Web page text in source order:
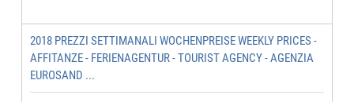
2018 PREZZI SETTIMANALI WOCHENPREISE WEEKLY PRICES -
AFFITANZE - FERIENAGENTUR - TOURIST AGENCY - AGENZIA
EUROSAND ...